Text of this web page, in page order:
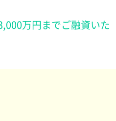
万円までご融資いた